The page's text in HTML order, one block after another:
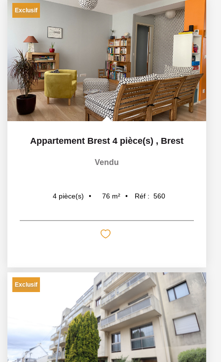
Exclusif
Appartement Brest 4 pièce(s) , Brest
Vendu
4 pièce(s) 76 m² Réf : 560
Exclusif